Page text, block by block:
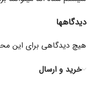
دیدگاهها
هیچ دیدگاهی برای این
خرید و ارسال